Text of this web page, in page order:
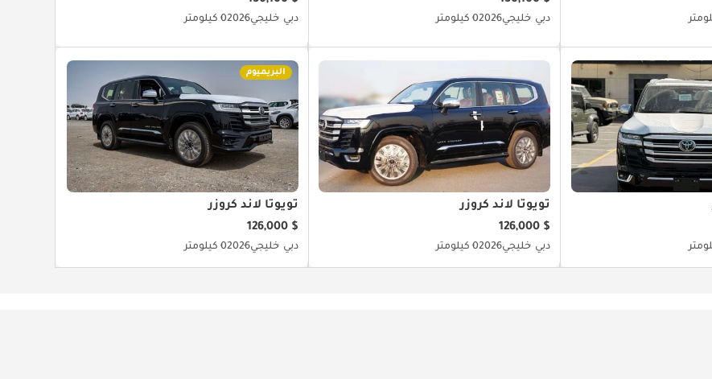
دبي خليجي20260 كيلومتر دبي خليجي20260 كيلومتر
تويوتا لاند كروزر
$ 126,000
دبي خليجي20260 كيلومتر
البريميوم
تويوتا لاند كروزر
$ 126,000
دبي خليجي20260 كيلومتر